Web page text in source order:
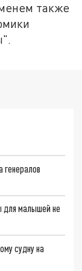
также
для малышей не
судну на